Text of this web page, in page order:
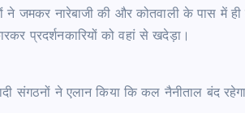
ने जमकर नारेबाजी की और कोतवाली के पास में ही
प्रदर्शनकारियों को वहां से खदेड़ा।
संगठनों ने एलान किया कि कल नैनीताल बंद